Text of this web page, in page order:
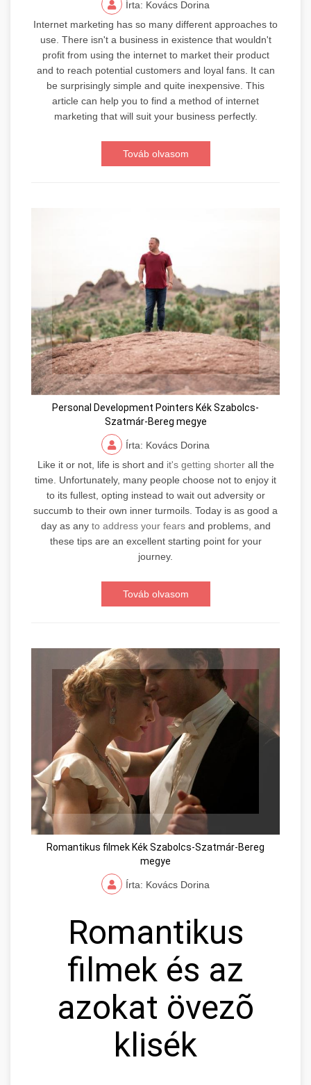
Írta: Kovács Dorina
Internet marketing has so many different approaches to
use. There isn't a business in existence that wouldn't
profit from using the internet to market their product
and to reach potential customers and loyal fans. It can
be surprisingly simple and quite inexpensive. This
article can help you to find a method of internet
marketing that will suit your business perfectly.
Továb olvasom
Personal Development Pointers Kék Szabolcs-
Szatmár-Bereg megye
Írta: Kovács Dorina
Like it or not, life is short and it's getting shorterall the
time. Unfortunately, many people choose not to enjoy it
to its fullest, opting instead to wait out adversity or
succumb to their own inner turmoils. Today is as good a
day as any to address your fearsand problems, and
these tips are an excellent starting point for your
journey.
Továb olvasom
Romantikus filmek Kék Szabolcs-Szatmár-Bereg
megye
Írta: Kovács Dorina
Romantikus
filmek és az
azokat övezõ
klisék